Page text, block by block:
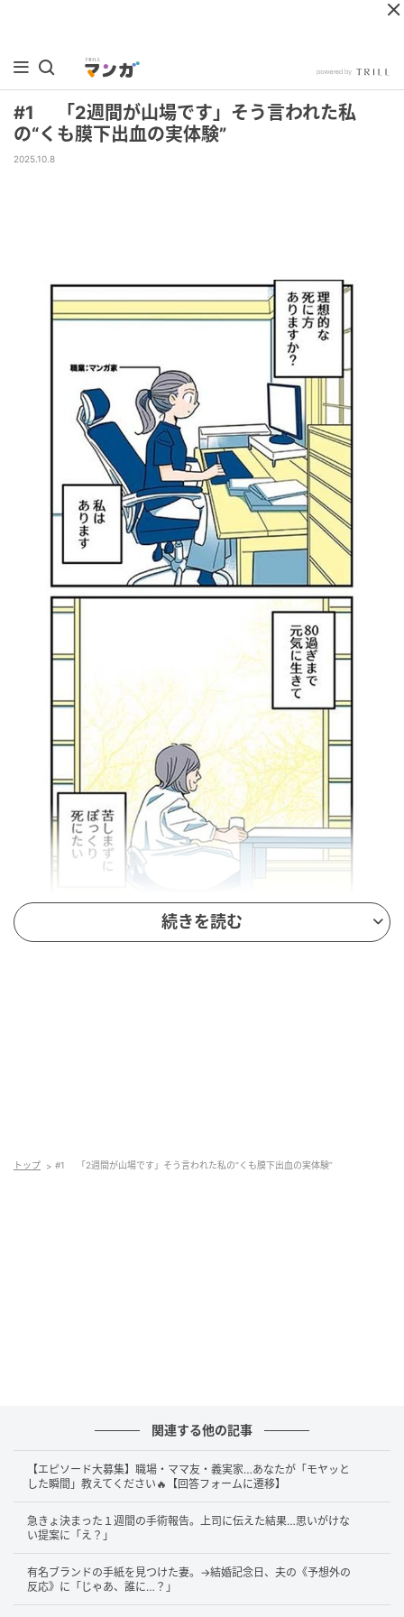
#1 「2週間が山場です」そう言われた私
の“くも膜下出血の実体験”
2025.10.8
続きを読む
トップ #1 「2週間が山場です」そう言われた私の“くも膜下出血の実体験”
関連する他の記事
【エピソード大募集】職場・ママ友・義実家…あなたが「モヤッと
した瞬間」教えてください🔥【回答フォームに遷移】
急きょ決まった１週間の手術報告。上司に伝えた結果…思いがけな
い提案に「え？」
有名ブランドの手紙を見つけた妻。→結婚記念日、夫の《予想外の
反応》に「じゃあ、誰に…？」